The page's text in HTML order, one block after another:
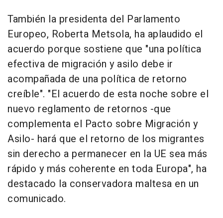
También la presidenta del Parlamento
Europeo, Roberta Metsola, ha aplaudido el
acuerdo porque sostiene que "una política
efectiva de migración y asilo debe ir
acompañada de una política de retorno
creíble". "El acuerdo de esta noche sobre el
nuevo reglamento de retornos -que
complementa el Pacto sobre Migración y
Asilo- hará que el retorno de los migrantes
sin derecho a permanecer en la UE sea más
rápido y más coherente en toda Europa", ha
destacado la conservadora maltesa en un
comunicado.